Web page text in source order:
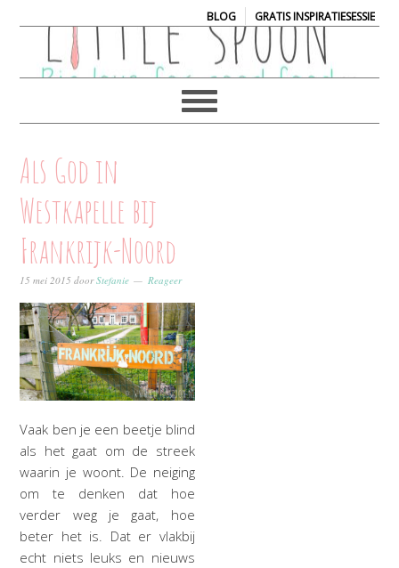
BLOG| GRATIS INSPIRATIESESSIE
Als God in
Westkapelle bij
Frankrijk-Noord
15 mei 2015 doorStefanie Reageer
Vaak ben je een beetje blind
als het gaat om de streek
waarin je woont. De neiging
om te denken dat hoe
verder weg je gaat, hoe
beter het is. Dat er vlakbij
echt niets leuks en nieuws